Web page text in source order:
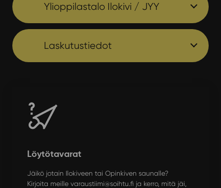
Ylioppilastalo Ilokivi / JYY
Laskutustiedot
Löytötavarat
Jäikö jotain Ilokiveen tai Opinkiven saunalle?
Kirjoita meille varaustiimi@soihtu.fi ja kerro, mitä jäi,